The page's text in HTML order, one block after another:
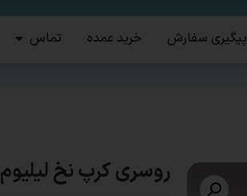
پیگیری سفارش خرید عمده تماس
روسری کرپ نخ لیلیوم